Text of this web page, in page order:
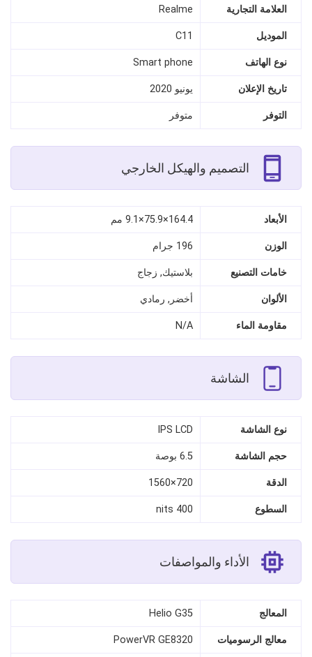
العلامة التجارية Realme
الموديل C11
نوع الهاتف Smart phone
تاريخ الإعلان يونيو 2020
التوفر متوفر
التصميم والهيكل الخارجي
الأبعاد 164.4×75.9×9.1 مم
الوزن 196 جرام
خامات التصنيع بلاستيك, زجاج
الألوان أخضر, رمادي
مقاومة الماء N/A
الشاشة
نوع الشاشة IPS LCD
حجم الشاشة 6.5 بوصة
الدقة 720×1560
السطوع 400 nits
الأداء والمواصفات
المعالج Helio G35
معالج الرسوميات PowerVR GE8320